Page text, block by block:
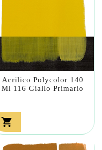
Acrilico Polycolor 140
Ml 116 Giallo Primario
